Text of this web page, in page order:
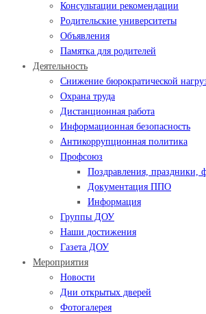
Консультации рекомендации
Родительские университеты
Объявления
Памятка для родителей
Деятельность
Снижение бюрократической
Охрана труда
Дистанционная работа
Информационная безопасность
Антикоррупционная политика
Профсоюз
Поздравления, праздники,
Документация ППО
Информация
Группы ДОУ
Наши достижения
Газета ДОУ
Мероприятия
Новости
Дни открытых дверей
Фотогалерея